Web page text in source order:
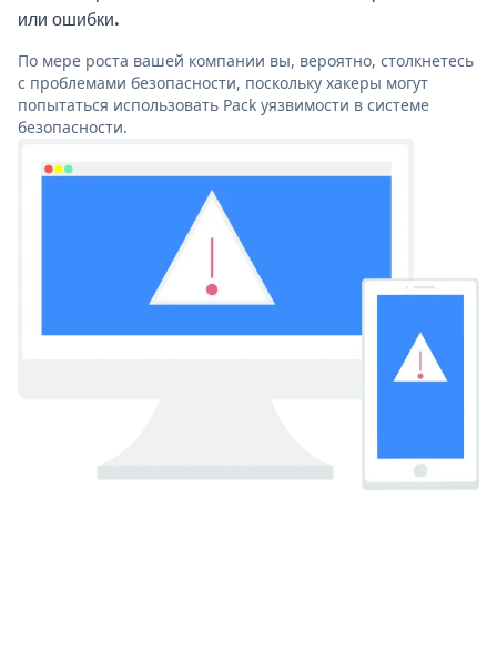
или ошибки.
По мере роста вашей компании вы, вероятно, столкнетесь
с проблемами безопасности, поскольку хакеры могут
попытаться использовать Pack уязвимости в системе
безопасности.